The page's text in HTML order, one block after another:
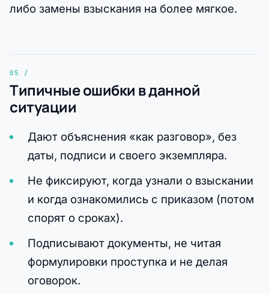
либо замены взыскания на более мягкое.
Типичные ошибки в данной
ситуации
Дают объяснения «как разговор», без
даты, подписи и своего экземпляра.
Не фиксируют, когда узнали о взыскании
и когда ознакомились с приказом (потом
спорят о сроках).
Подписывают документы, не читая
формулировки проступка и не делая
оговорок.